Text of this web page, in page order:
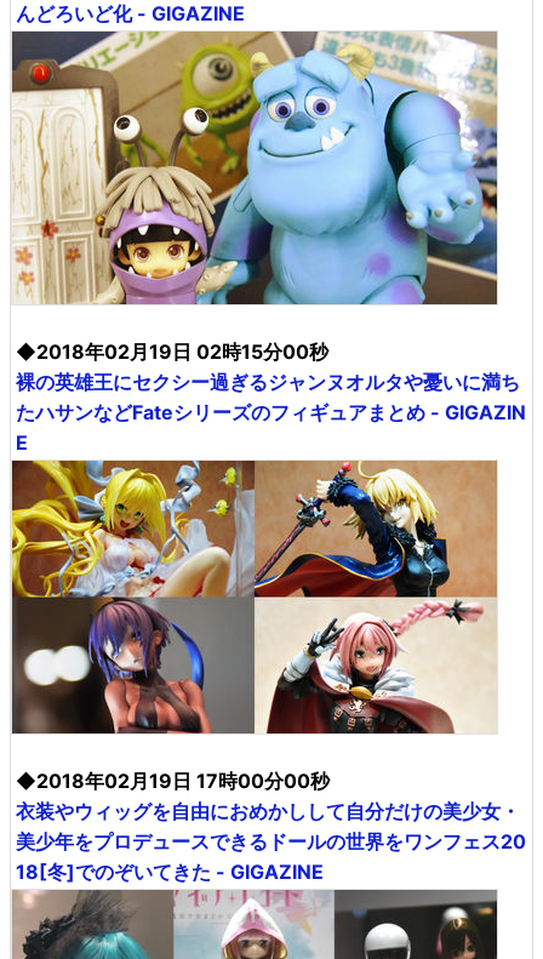
んどろいど化 - GIGAZINE
◆2018年02月19日 02時15分00秒
裸の英雄王にセクシー過ぎるジャンヌオルタや憂いに満ち
たハサンなどFateシリーズのフィギュアまとめ - GIGAZIN
E
◆2018年02月19日 17時00分00秒
衣装やウィッグを自由におめかしして自分だけの美少女・
美少年をプロデュースできるドールの世界をワンフェス20
18[冬]でのぞいてきた - GIGAZINE